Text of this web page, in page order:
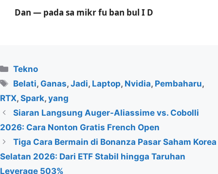
Dan — pada sa mikr fu ban bul I D
Kategori
Tekno
Tag
Belati, Ganas,Jadi, Laptop, Nvidia, Pembaharu,
RTX, Spark, yang
Siaran Langsung Auger-Aliassime vs. Cobolli
2026: Cara Nonton Gratis French Open
Tiga Cara Bermain di Bonanza Pasar Saham Korea
Selatan 2026: Dari ETF Stabil hingga Taruhan
Leverage 503%